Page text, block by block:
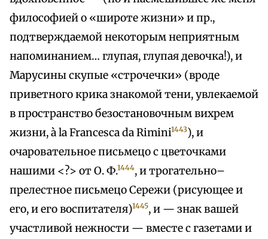
философией о «широте жизни» и пр.,
подтверждаемой некоторым неприятным
напоминанием… глупая, глупая девочка!), и
Марусины скупые «строчечки» (вроде
приветного крика знакомой тени, увлекаемой
в пространство безостановочным вихрем
жизни, à la Francesca da Rimini1443), и
очаровательное письмецо с цветочками
нашими <?> от О. Ф.1444, и трогательно–
прелестное письмецо Сережи (рисующее и
его, и его воспитателя)1445, и — знак вашей
участливой нежности — вместе с газетами и